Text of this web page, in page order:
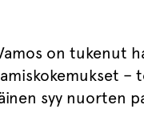
on tukenut
–
syy nuorten